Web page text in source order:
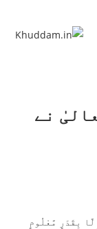
نے
بِقَدَرٍ مَّعْلُومٍ